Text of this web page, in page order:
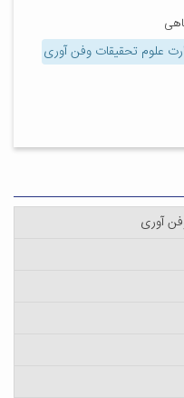
علوم تحقیقات وفن آوری
آوری